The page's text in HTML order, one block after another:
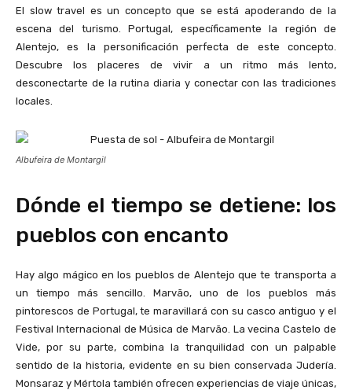
El slow travel es un concepto que se está apoderando de la
escena del turismo. Portugal, específicamente la región de
Alentejo, es la personificación perfecta de este concepto.
Descubre los placeres de vivir a un ritmo más lento,
desconectarte de la rutina diaria y conectar con las tradiciones
locales.
Albufeira de Montargil
Dónde el tiempo se detiene: los
pueblos con encanto
Hay algo mágico en los pueblos de Alentejo que te transporta a
un tiempo más sencillo. Marvão, uno de los pueblos más
pintorescos de Portugal, te maravillará con su casco antiguo y el
Festival Internacional de Música de Marvão. La vecina Castelo de
Vide, por su parte, combina la tranquilidad con un palpable
sentido de la historia, evidente en su bien conservada Judería.
Monsaraz y Mértola también ofrecen experiencias de viaje únicas,